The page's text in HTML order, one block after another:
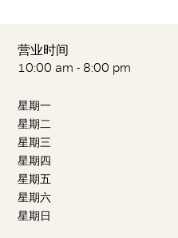
营业时间
10:00 am - 8:00 pm
星期一
星期二
星期三
星期四
星期五
星期六
星期日